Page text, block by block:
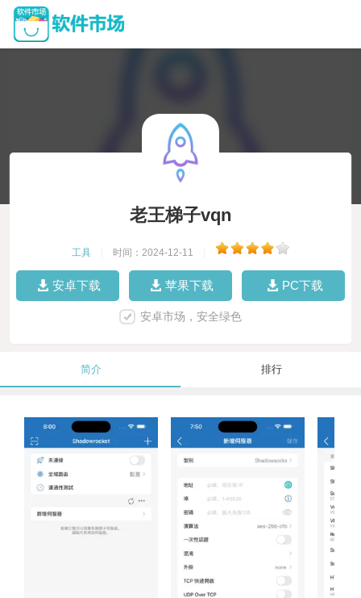
老王梯子vqn
工具 时间：2024-12-11
安卓下载 苹果下载 PC下载
安卓市场，安全绿色
简介 排行